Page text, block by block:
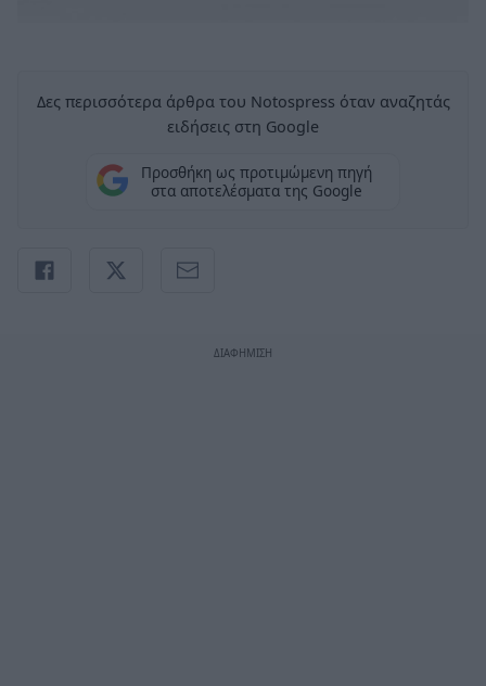
Δες περισσότερα άρθρα του Notospress όταν αναζητάς
ειδήσεις στη Google
Προσθήκη ως προτιμώμενη πηγή
στα αποτελέσματα της Google